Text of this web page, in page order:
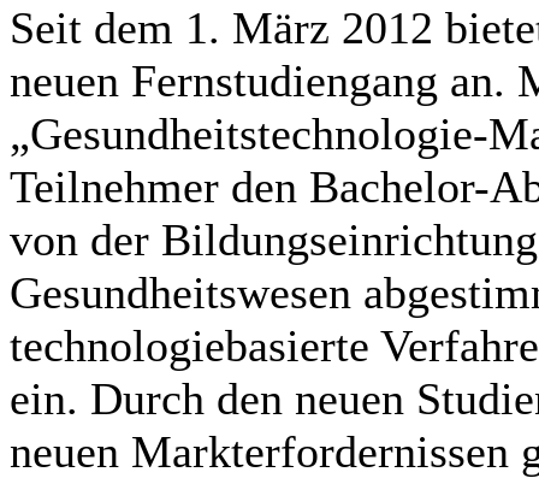
Seit dem 1. März 2012
neuen Fernstudiengang an.
„Gesundheitstechnologie-
Teilnehmer den Bachelor-
von der
Gesundheitswesen
technologiebasierte
ein. Durch den neuen
neuen Markterfordernissen